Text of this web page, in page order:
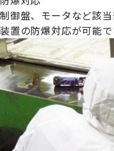
制御盤、モータなど該
装置の防爆対応が可能で